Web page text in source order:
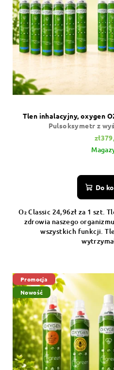
Tlen inhalacyjny, oxygen
Pulsoksymetr z
Do
O₂ Classic 24,96zł za 1 szt.
zdrowia naszego
wszystkich funkcji.
Promocja
Nowość